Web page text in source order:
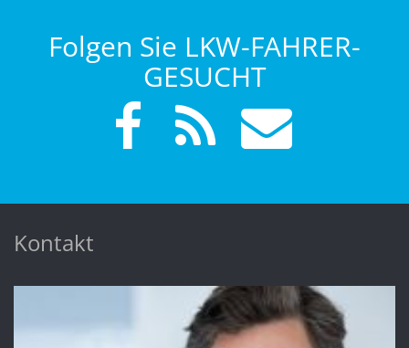
Folgen Sie LKW-FAHRER-
GESUCHT
Kontakt